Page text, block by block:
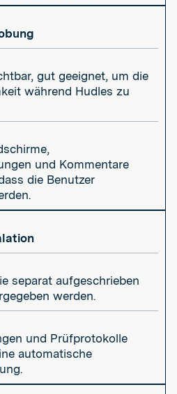
gut geeignet, um die
während Hudles zu
und Kommentare
die Benutzer
separat aufgeschrieben
werden.
und Prüfprotokolle
automatische